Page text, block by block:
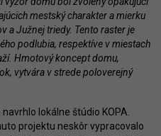
mestský charakter a mierku
a Južnej triedy. Tento raster je
podlubia, respektíve v miestach
Hmotový koncept domu,
vytvára v strede poloverejný
lokálne štúdio KOPA.
projektu neskôr vypracovalo